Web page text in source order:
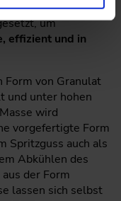
Es wird weltweit in
um
effizient und in
von Granulat
und unter hohen
wird
vorgefertigte Form
Spritzguss auch als
Abkühlen des
der Form
lassen sich selbst